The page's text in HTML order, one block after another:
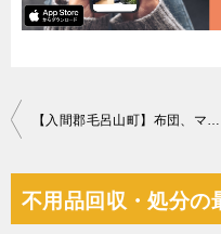
投
ナ
ビ
【入間郡毛呂山町】布団、マットレス付きシングルベッド等の回収
不用品回収・処分の